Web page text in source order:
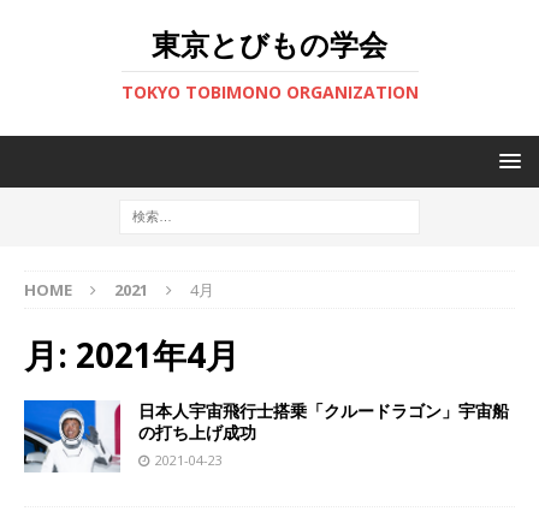
東京とびもの学会
TOKYO TOBIMONO ORGANIZATION
HOME 2021 4月
月: 2021年4月
日本人宇宙飛行士搭乗「クルードラゴン」宇宙船
の打ち上げ成功
2021-04-23